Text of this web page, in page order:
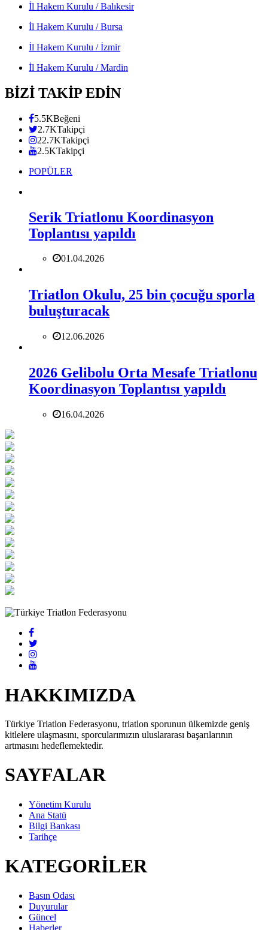
İl Hakem Kurulu / Balıkesir
İl Hakem Kurulu / Bursa
İl Hakem Kurulu / İzmir
İl Hakem Kurulu / Mardin
BİZİ TAKİP EDİN
5.5KBeğeni
2.7KTakipçi
22.7KTakipçi
2.5KTakipçi
POPÜLER
Serik Triatlonu Koordinasyon
Toplantısı yapıldı
01.04.2026
Triatlon Okulu, 25 bin çocuğu sporla
buluşturacak
12.06.2026
2026 Gelibolu Orta Mesafe Triatlonu
Koordinasyon Toplantısı yapıldı
16.04.2026
HAKKIMIZDA
Türkiye Triatlon Federasyonu, triatlon sporunun ülkemizde geniş
kitlelere ulaşmasını, sporcularımızın uluslararası başarılarının
artmasını hedeflemektedir.
SAYFALAR
Yönetim Kurulu
Ana Statü
Bilgi Bankası
Tarihçe
KATEGORİLER
Basın Odası
Duyurular
Güncel
Haberler